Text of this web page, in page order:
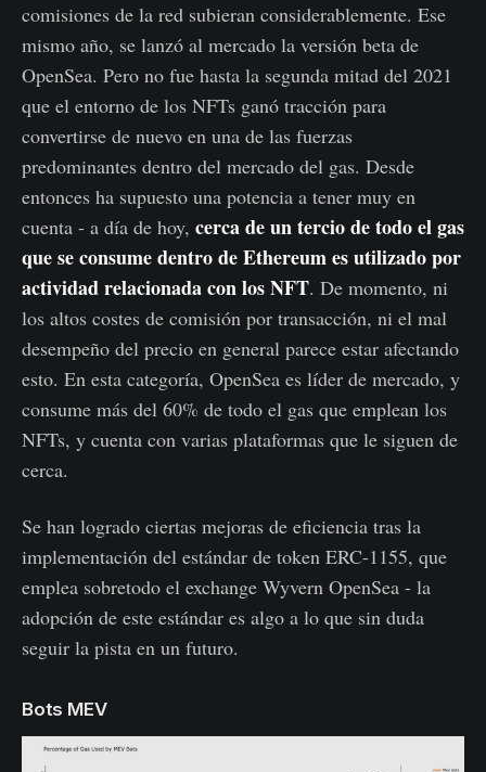
comisiones de la red subieran considerablemente. Ese
mismo año, se lanzó al mercado la versión beta de
OpenSea. Pero no fue hasta la segunda mitad del 2021
que el entorno de los NFTs ganó tracción para
convertirse de nuevo en una de las fuerzas
predominantes dentro del mercado del gas. Desde
entonces ha supuesto una potencia a tener muy en
cuenta - a día de hoy, cerca de un tercio de todo el gas
que se consume dentro de Ethereum es utilizado por
actividad relacionada con los NFT. De momento, ni
los altos costes de comisión por transacción, ni el mal
desempeño del precio en general parece estar afectando
esto. En esta categoría, OpenSea es líder de mercado, y
consume más del 60% de todo el gas que emplean los
NFTs, y cuenta con varias plataformas que le siguen de
cerca.
Se han logrado ciertas mejoras de eficiencia tras la
implementación del estándar de token ERC-1155, que
emplea sobretodo el exchange Wyvern OpenSea - la
adopción de este estándar es algo a lo que sin duda
seguir la pista en un futuro.
Bots MEV